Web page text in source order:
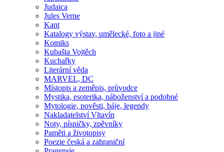
Judaica
Jules Verne
Kant
Katalogy výstav, umělecké, foto a jiné
Komiks
Kubašta Vojtěch
Kuchařky
Literární věda
MARVEL, DC
Místopis a zeměpis, průvodce
Mystika, esoterika, náboženství a podobné
Mytologie, pověsti, báje, legendy
Nakladatelství Vltavín
Noty, písničky, zpěvníky
Paměti a životopisy
Poezie česká a zahraniční